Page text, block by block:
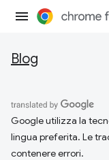
Blog
Google utilizza la
lingua preferita. Le
contenere errori.